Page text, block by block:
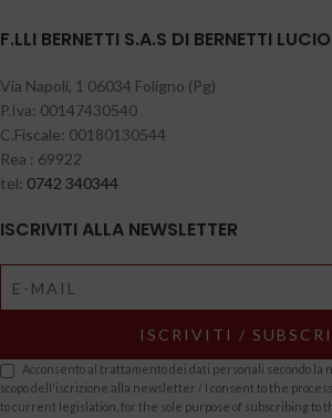
F.LLI BERNETTI S.A.S DI BERNETTI
Via Napoli, 1 06034 Foligno (Pg)
P.Iva: 00147430540
C.Fiscale: 00180130544
Rea : 69922
tel: 0742 340344
ISCRIVITI ALLA NEWSLETTER
Acconsento al trattamento dei dati personali secondo la
scopo dell'iscrizione alla newsletter / I consent to the
to current legislation, for the sole purpose of subscribing to